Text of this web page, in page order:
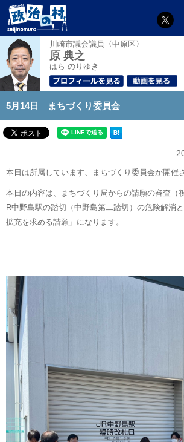
川崎市議会議員〈中原区〉
原 典之
はら のりゆき
5月14日 まちづくり委員会
本日は所属しています、まちづくり委員会が開催
本日の内容は、まちづくり局からの請願の審査
R中野島駅の踏切（中野島第二踏切）の危険解消
拡充を求める請願」になります。